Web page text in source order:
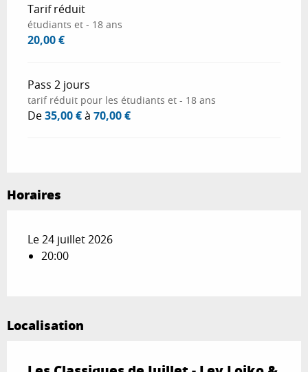
Tarif réduit
étudiants et - 18 ans
20,00 €
Pass 2 jours
tarif réduit pour les étudiants et - 18 ans
De35,00 €à 70,00 €
Horaires
Le 24 juillet 2026
20:00
Localisation